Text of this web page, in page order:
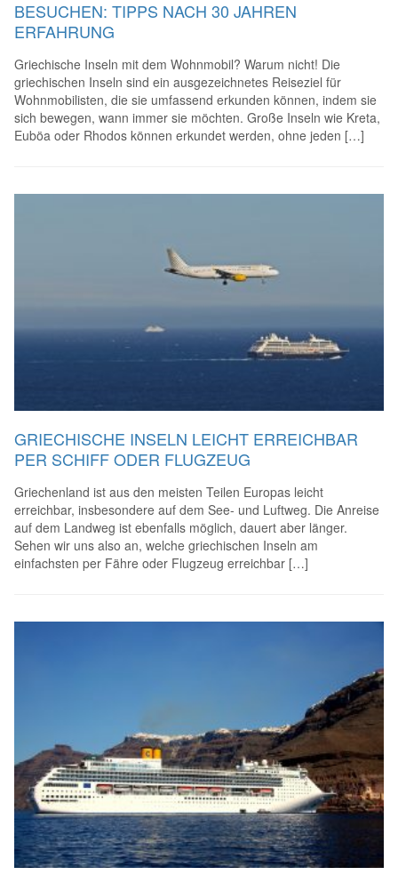
BESUCHEN: TIPPS NACH 30 JAHREN
ERFAHRUNG
Griechische Inseln mit dem Wohnmobil? Warum nicht! Die
griechischen Inseln sind ein ausgezeichnetes Reiseziel für
Wohnmobilisten, die sie umfassend erkunden können, indem sie
sich bewegen, wann immer sie möchten. Große Inseln wie Kreta,
Euböa oder Rhodos können erkundet werden, ohne jeden […]
GRIECHISCHE INSELN LEICHT ERREICHBAR
PER SCHIFF ODER FLUGZEUG
Griechenland ist aus den meisten Teilen Europas leicht
erreichbar, insbesondere auf dem See- und Luftweg. Die Anreise
auf dem Landweg ist ebenfalls möglich, dauert aber länger.
Sehen wir uns also an, welche griechischen Inseln am
einfachsten per Fähre oder Flugzeug erreichbar […]